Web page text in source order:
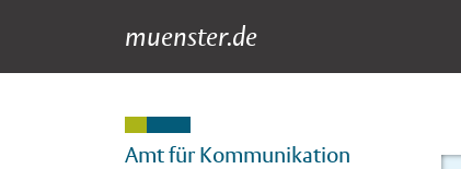
Newsdetail
muenster.de
Amt für Kommunikation